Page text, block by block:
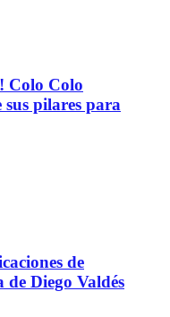
Colo Colo
pilares para
de
Diego Valdés